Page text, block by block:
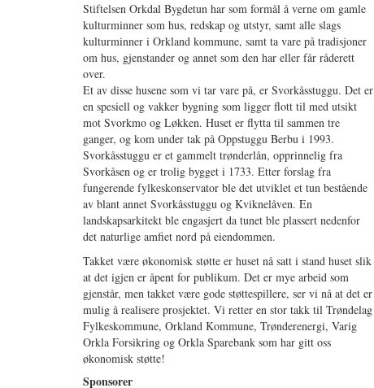
Stiftelsen Orkdal Bygdetun har som formål å verne om gamle
kulturminner som hus, redskap og utstyr, samt alle slags
kulturminner i Orkland kommune, samt ta vare på tradisjoner
om hus, gjenstander og annet som den har eller får råderett
over.
Et av disse husene som vi tar vare på, er Svorkåsstuggu. Det er
en spesiell og vakker bygning som ligger flott til med utsikt
mot Svorkmo og Løkken. Huset er flytta til sammen tre
ganger, og kom under tak på Oppstuggu Berbu i 1993.
Svorkåsstuggu er et gammelt trønderlån, opprinnelig fra
Svorkåsen og er trolig bygget i 1733. Etter forslag fra
fungerende fylkeskonservator ble det utviklet et tun bestående
av blant annet Svorkåsstuggu og Kviknelåven. En
landskapsarkitekt ble engasjert da tunet ble plassert nedenfor
det naturlige amfiet nord på eiendommen.
Takket være økonomisk støtte er huset nå satt i stand huset slik
at det igjen er åpent for publikum. Det er mye arbeid som
gjenstår, men takket være gode støttespillere, ser vi nå at det er
mulig å realisere prosjektet. Vi retter en stor takk til Trøndelag
Fylkeskommune, Orkland Kommune, Trønderenergi, Varig
Orkla Forsikring og Orkla Sparebank som har gitt oss
økonomisk støtte!
Sponsorer